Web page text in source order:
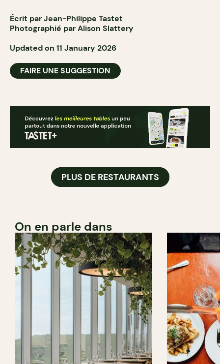
Écrit par Jean-Philippe Tastet
Photographié par Alison Slattery
Updated on 11 January 2026
FAIRE UNE SUGGESTION
PLUS DE RESTAURANTS
On en parle dans